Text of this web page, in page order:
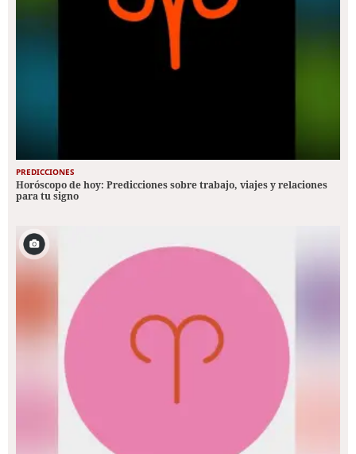
PREDICCIONES
Horóscopo de hoy: Predicciones sobre trabajo, viajes y relaciones
para tu signo